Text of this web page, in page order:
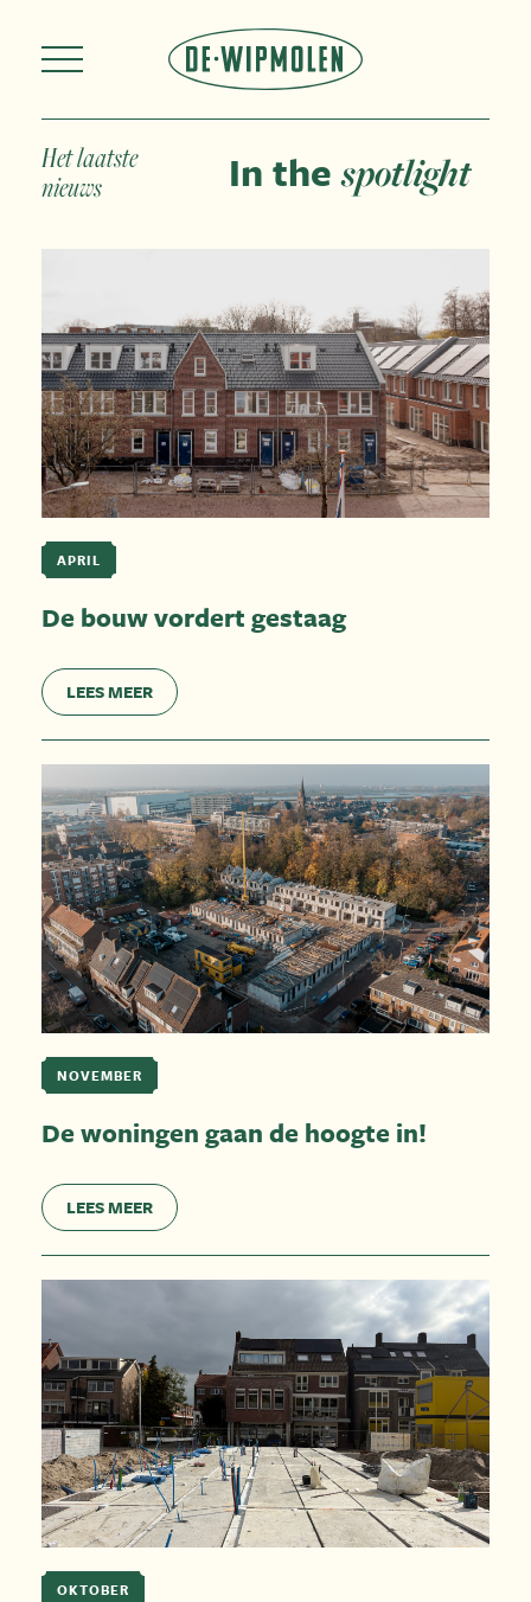
Het laatste
nieuws
In thespotlight
APRIL
De bouw vordert gestaag
LEES MEER
NOVEMBER
De woningen gaan de hoogte in!
LEES MEER
OKTOBER